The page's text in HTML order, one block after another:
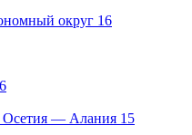
округ 16
Осетия — Алания 15